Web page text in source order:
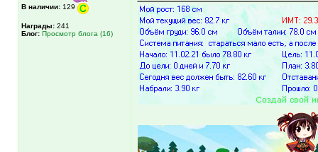
В наличии: 129
Награды: 241
Блог: Просмотр блога (16)